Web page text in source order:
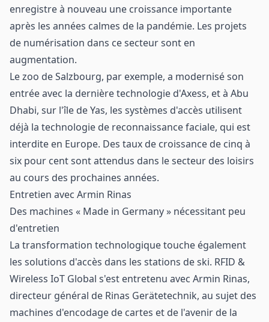
enregistre à nouveau une croissance importante
après les années calmes de la pandémie. Les projets
de numérisation dans ce secteur sont en
augmentation.
Le zoo de Salzbourg, par exemple, a modernisé son
entrée avec la dernière technologie d'Axess, et à Abu
Dhabi, sur l'île de Yas, les systèmes d'accès utilisent
déjà la technologie de reconnaissance faciale, qui est
interdite en Europe. Des taux de croissance de cinq à
six pour cent sont attendus dans le secteur des loisirs
au cours des prochaines années.
Entretien avec Armin Rinas
Des machines « Made in Germany » nécessitant peu
d'entretien
La transformation technologique touche également
les solutions d'accès dans les stations de ski. RFID &
Wireless IoT Global s'est entretenu avec Armin Rinas,
directeur général de Rinas Gerätetechnik, au sujet des
machines d'encodage de cartes et de l'avenir de la